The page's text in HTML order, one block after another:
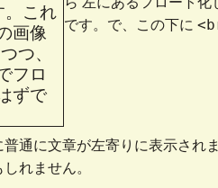
。これ
画像
つ、
フロ
ずで
です。で、この下に
通に文章が左寄りに表示され
れません。